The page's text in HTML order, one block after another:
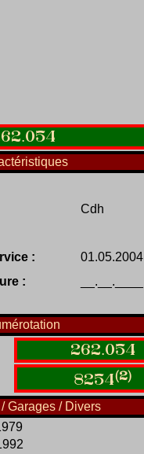
.054
Cdh
:
01.05.2004
:
__.__.____
262.054
8254(2)
Garages / Divers